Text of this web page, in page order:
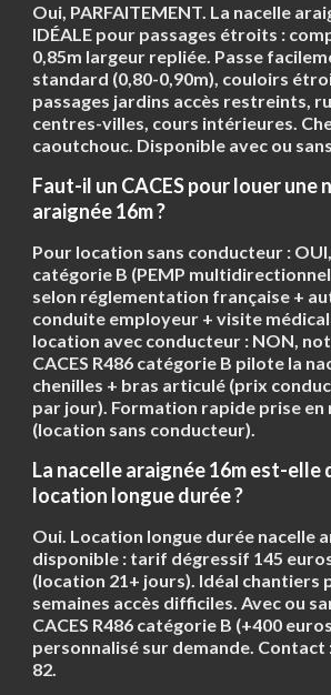
Oui, PARFAITEMENT. La nacelle
IDÉALE pour passages étroits :
0,85m largeur repliée. Passe
standard (0,80-0,90m), couloirs
passages jardins accès restreints,
centres-villes, cours intérieures.
caoutchouc. Disponible avec ou
Faut-il un CACES pour louer une
araignée 16m ?
Pour location sans conducteur : OUI,
catégorie B (PEMP
selon réglementation française +
conduite employeur + visite
location avec conducteur : NON,
CACES R486 catégorie B pilote la
chenilles + bras articulé (prix
par jour). Formation rapide prise en
(location sans conducteur).
La nacelle araignée 16m est-elle
location longue durée ?
Oui. Location longue durée nacelle
disponible : tarif dégressif 145
(location 21+ jours). Idéal chantiers
semaines accès difficiles. Avec ou
CACES R486 catégorie B (+400
personnalisé sur demande. Contact
82.